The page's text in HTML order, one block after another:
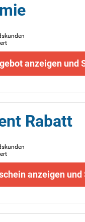
anzeigen und
Rabatt
anzeigen und